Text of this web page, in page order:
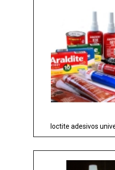
loctite adesivos